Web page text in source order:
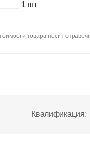
1 шт
товара носит
Квалификация: